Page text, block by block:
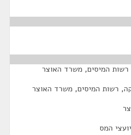
רשות המיסים, משרד האוצר
רשות המיסים, משרד האוצר
המס